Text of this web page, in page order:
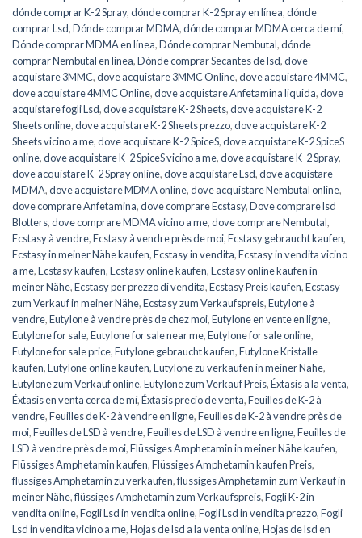
dónde comprar K-2 Spray,dónde comprar K-2 Spray en línea,dónde
comprar Lsd,Dónde comprar MDMA,dónde comprar MDMA cerca de mí,
Dónde comprar MDMA en línea,Dónde comprar Nembutal,dónde
comprar Nembutal en línea,Dónde comprar Secantes de lsd,dove
acquistare 3MMC,dove acquistare 3MMC Online,dove acquistare 4MMC,
dove acquistare 4MMC Online,dove acquistare Anfetamina liquida,dove
acquistare fogli Lsd,dove acquistare K-2 Sheets,dove acquistare K-2
Sheets online,dove acquistare K-2 Sheets prezzo,dove acquistare K-2
Sheets vicino a me,dove acquistare K-2 SpiceS,dove acquistare K-2 SpiceS
online,dove acquistare K-2 SpiceS vicino a me,dove acquistare K-2 Spray,
dove acquistare K-2 Spray online,dove acquistare Lsd,dove acquistare
MDMA,dove acquistare MDMA online,dove acquistare Nembutal online,
dove comprare Anfetamina,dove comprare Ecstasy,Dove comprare lsd
Blotters,dove comprare MDMA vicino a me,dove comprare Nembutal,
Ecstasy à vendre,Ecstasy à vendre près de moi,Ecstasy gebraucht kaufen,
Ecstasy in meiner Nähe kaufen,Ecstasy in vendita,Ecstasy in vendita vicino
a me,Ecstasy kaufen,Ecstasy online kaufen,Ecstasy online kaufen in
meiner Nähe,Ecstasy per prezzo di vendita,Ecstasy Preis kaufen,Ecstasy
zum Verkauf in meiner Nähe,Ecstasy zum Verkaufspreis,Eutylone à
vendre,Eutylone à vendre près de chez moi,Eutylone en vente en ligne,
Eutylone for sale,Eutylone for sale near me,Eutylone for sale online,
Eutylone for sale price,Eutylone gebraucht kaufen,Eutylone Kristalle
kaufen,Eutylone online kaufen,Eutylone zu verkaufen in meiner Nähe,
Eutylone zum Verkauf online,Eutylone zum Verkauf Preis,Éxtasis a la venta,
Éxtasis en venta cerca de mí,Éxtasis precio de venta,Feuilles de K-2 à
vendre,Feuilles de K-2 à vendre en ligne,Feuilles de K-2 à vendre près de
moi,Feuilles de LSD à vendre,Feuilles de LSD à vendre en ligne,Feuilles de
LSD à vendre près de moi,Flüssiges Amphetamin in meiner Nähe kaufen,
Flüssiges Amphetamin kaufen,Flüssiges Amphetamin kaufen Preis,
flüssiges Amphetamin zu verkaufen,flüssiges Amphetamin zum Verkauf in
meiner Nähe,flüssiges Amphetamin zum Verkaufspreis,Fogli K-2 in
vendita online,Fogli Lsd in vendita online,Fogli Lsd in vendita prezzo,Fogli
Lsd in vendita vicino a me,Hojas de lsd a la venta online,Hojas de lsd en